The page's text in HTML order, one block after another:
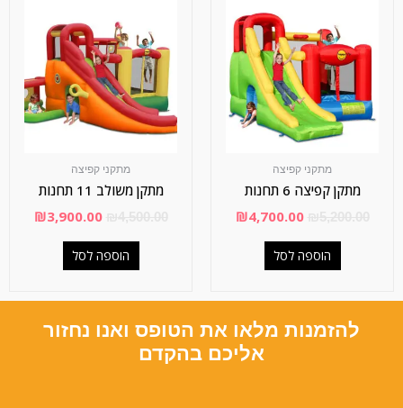
מתקני קפיצה
מתקן משולב 11 תחנות
₪3,900.00
הוספה לסל
מתקני קפיצה
מתקן קפיצה 6 תחנות
₪4,700.00
הוספה לסל
להזמנות מלאו את הטופס ואנו נחזור
אליכם בהקדם